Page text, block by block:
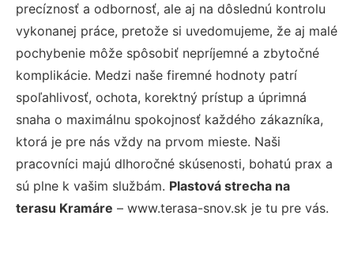
precíznosť a odbornosť, ale aj na dôslednú kontrolu
vykonanej práce, pretože si uvedomujeme, že aj malé
pochybenie môže spôsobiť nepríjemné a zbytočné
komplikácie. Medzi naše firemné hodnoty patrí
spoľahlivosť, ochota, korektný prístup a úprimná
snaha o maximálnu spokojnosť každého zákazníka,
ktorá je pre nás vždy na prvom mieste. Naši
pracovníci majú dlhoročné skúsenosti, bohatú prax a
sú plne k vašim službám. Plastová strecha na
terasu Kramáre – www.terasa-snov.sk je tu pre vás.